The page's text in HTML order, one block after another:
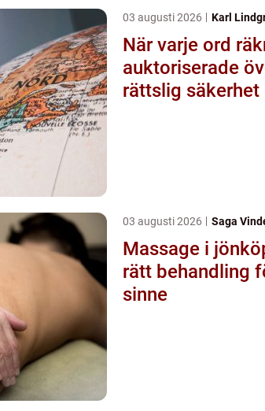
03 augusti 2026 Karl
När varje ord
auktoriserade
rättslig säkerhet
03 augusti 2026 Saga
Massage i jönköping så
rätt behandling
sinne